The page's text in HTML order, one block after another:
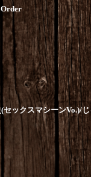
(セックスマシーンVo.)/じ